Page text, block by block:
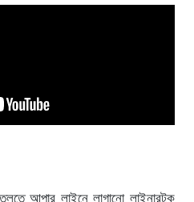
আপার লাইনে লাগানো লাইনারটুকু